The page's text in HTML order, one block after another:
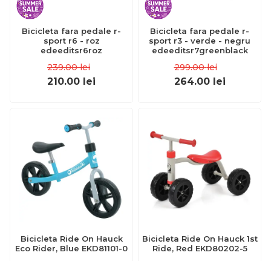
Bicicleta fara pedale r-
sport r6 - roz
edeeditsr6roz
239.00 lei
210.00 lei
Bicicleta fara pedale r-
sport r3 - verde - negru
edeeditsr7greenblack
299.00 lei
264.00 lei
Bicicleta Ride On Hauck
Eco Rider, Blue EKD81101-0
Bicicleta Ride On Hauck 1st
Ride, Red EKD80202-5